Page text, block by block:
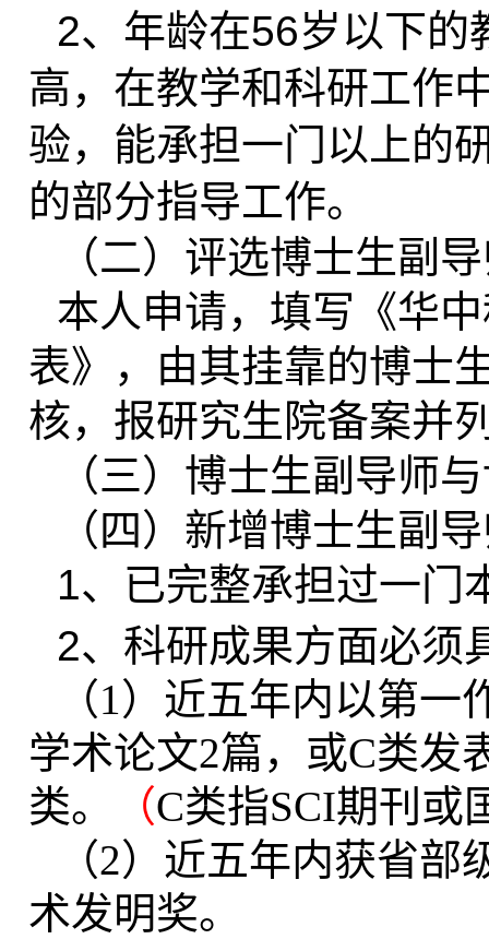
2、年龄在56岁以下的
高，在教学和科研工作
验，能承担一门以上的
的部分指导工作。
（二） 评选博士生副
本人申请，填写《华
表》， 由其挂靠的博士
核， 报研究生院备案并
（三）博士生副导师
（四）新增博士生副
1、已完整承担过一门
2、 科研成果方面必须
（1）近五年内以第
学术论文2篇，或C类发
类。
（C类指SCI期刊或
（2）近五年内获省
术发明奖。